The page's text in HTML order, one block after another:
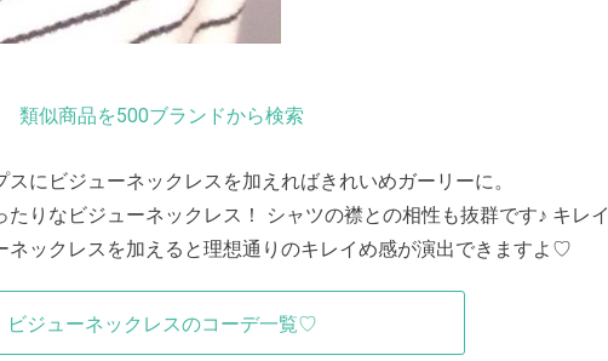
類似商品を500ブランドから検索
にビジューネックレスを加えればきれいめガーリーに。
りなビジューネックレス！ シャツの襟との相性も抜群です♪ キレイ
ネックレスを加えると理想通りのキレイめ感が演出できますよ♡
ビジューネックレスのコーデ一覧♡